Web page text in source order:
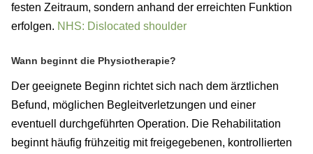
festen Zeitraum, sondern anhand der erreichten Funktion
erfolgen. NHS: Dislocated shoulder
Wann beginnt die Physiotherapie?
Der geeignete Beginn richtet sich nach dem ärztlichen
Befund, möglichen Begleitverletzungen und einer
eventuell durchgeführten Operation. Die Rehabilitation
beginnt häufig frühzeitig mit freigegebenen, kontrollierten